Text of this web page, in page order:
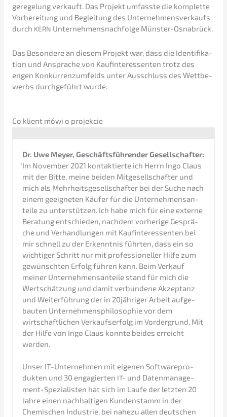
ge­re­ge­lung verkauft. Das Projekt umfass­te die komplet­te
Vorbe­rei­tung und Beglei­tung des Unter­neh­mens­ver­kaufs
durch KERN Unternehmens­nachfolge Münster-Osnabrück.
Das Beson­de­re an diesem Projekt war, dass die Identi­fi­ka­
ti­on und Anspra­che von Kaufin­ter­es­sen­ten trotz des
engen Konkur­renz­um­felds unter Ausschluss des Wettbe­
werbs durch­ge­führt wurde.
Co klient mówi o projekcie
Dr. Uwe Meyer, Geschäfts­füh­ren­der Gesellschafter:
“Im Novem­ber 2021 kontak­tier­te ich Herrn Ingo Claus
mit der Bitte, meine beiden Mitge­sell­schaf­ter und
mich als Mehrheits­ge­sell­schaf­ter bei der Suche nach
einem geeig­ne­ten Käufer für die Unter­neh­mens­an­
tei­le zu unter­stüt­zen. Ich habe mich für eine exter­ne
Beratung entschie­den, nachdem vorhe­ri­ge Gesprä­
che und Verhand­lun­gen mit Kaufin­ter­es­sen­ten bei
mir schnell zu der Erkennt­nis führten, dass ein so
wichti­ger Schritt nur mit profes­sio­nel­ler Hilfe zum
gewünsch­ten Erfolg führen kann. Beim Verkauf
meiner Unter­neh­mens­an­tei­le stand für mich die
Wertschät­zung und damit verbun­de­ne Akzep­tanz
und Weiter­füh­rung der in 20jähriger Arbeit aufge­
bau­ten Unter­neh­mens­phi­lo­so­phie vor dem
wirtschaft­li­chen Verkaufs­er­folg im Vorder­grund. Mit
der Hilfe von Ingo Claus konnte beides erreicht
werden.
Unser IT-Unter­neh­men mit eigenen Software­pro­
duk­ten und 30 engagier­ten IT- und Daten­ma­nage­
ment-Spezia­lis­ten hat sich im Laufe der letzten 20
Jahre einen nachhal­ti­gen Kunden­stamm in der
Chemi­schen Indus­trie, bei nahezu allen deutschen